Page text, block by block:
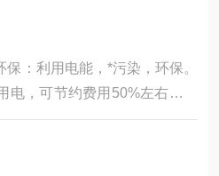
：利用电能，*污染，环保。
电，可节约费用50%左右，高
热效率98%，节约电费。3、
保护、水位保护、安全阀等多